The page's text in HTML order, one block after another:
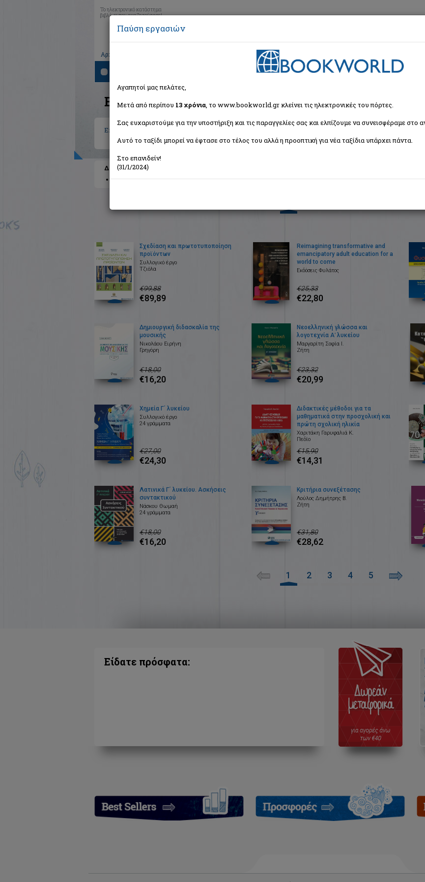
Το ηλεκτρονικό κατάστημα
βιβλίων που αναζητούσατε!
Αρχική
Βιβλία στην κατηγορία
Εκπαίδευση
Διαθέσιμες υποκατηγορίες
Μαθησιακές Δυσκολίες
Α.Σ.Ε.Π. Χορός Θέατρο Μουσική Ξένες Γλώσσες
Σχεδίαση και πρωτοτυποποίηση
προϊόντων
Συλλογικό έργο
Τζιόλα
€99,88
€89,89
Reimagining transformative and
emancipatory adult education for a
world to come
Εκδόσεις Φυλάτος
€25,33
€22,80
Δημιουργική διδασκαλία της
μουσικής
Νικολάου Ειρήνη
Γρηγόρη
€18,00
€16,20
Νεοελληνική γλώσσα και
λογοτεχνία Αʹ λυκείου
Μαργαρίτη Σοφία Ι.
Ζήτη
€23,32
€20,99
Χημεία Γ΄ λυκείου
Συλλογικό έργο
24 γράμματα
€27,00
€24,30
Διδακτικές μέθοδοι για τα
μαθηματικά στην προσχολική και
πρώτη σχολική ηλικία
Χαριτάκη Γαρυφαλιά Κ.
Πεδίο
€15,90
€14,31
Λατινικά Γ΄ λυκείου. Ασκήσεις
συντακτικού
Νάσκου Θωμαή
24 γράμματα
€18,00
€16,20
Κριτήρια συνεξέτασης
Λούλος Δημήτρης Β.
Ζήτη
€31,80
€28,62
1 2 3 4 5
Είδατε πρόσφατα:
Παύση εργασιών
Αγαπητοί μας πελάτες,
Μετά από περίπου 13 χρόνια, το www.bookworld.gr κλείνει τις ηλεκτρονικές του πόρτες.
Σας ευχαριστούμε για την υποστήριξη και τις παραγγελίες σας και ελπίζουμε να συνεισφέραμε στο
Αυτό το ταξίδι μπορεί να έφτασε στο τέλος του αλλά η προοπτική για νέα ταξίδια υπάρχει πάντα.
Στο επανιδείν!
(31/1/2024)